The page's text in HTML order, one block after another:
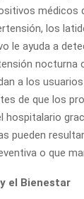
médicos
los
le ayuda a
nocturna
a los
de que los
hospitalario
pueden
o que
el Bienestar